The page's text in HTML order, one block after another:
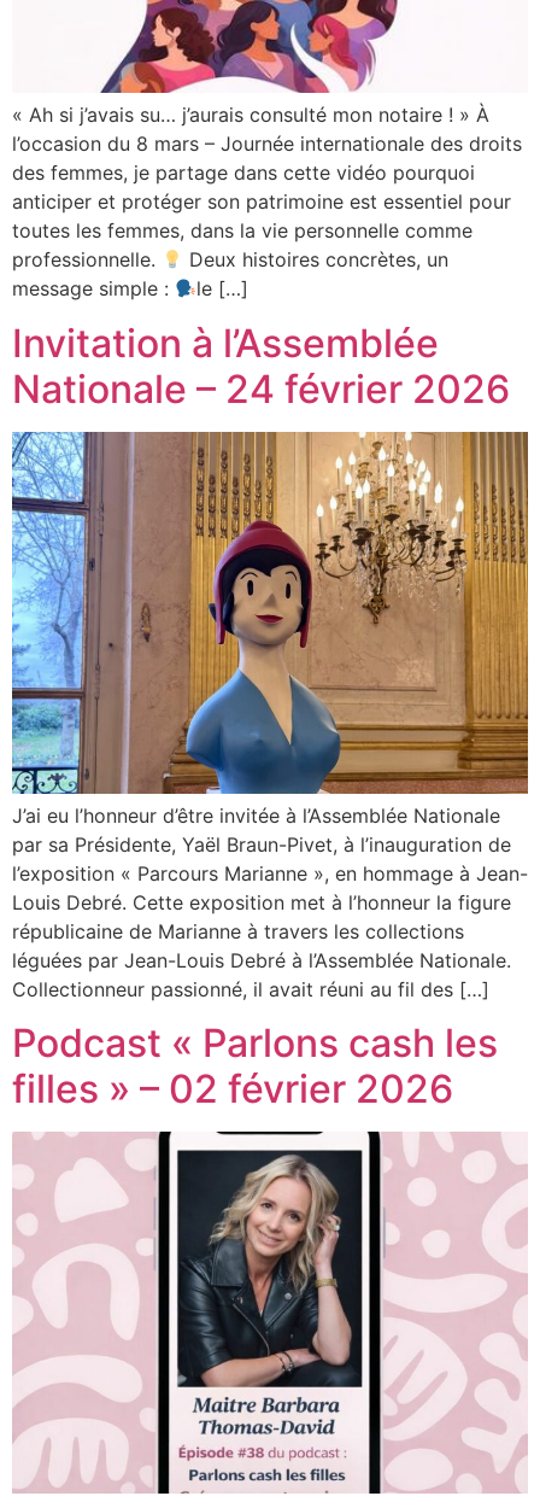
« Ah si j’avais su… j’aurais consulté mon notaire ! » À
l’occasion du 8 mars – Journée internationale des droits
des femmes, je partage dans cette vidéo pourquoi
anticiper et protéger son patrimoine est essentiel pour
toutes les femmes, dans la vie personnelle comme
professionnelle.
Deux histoires concrètes, un
message simple :
le […]
Invitation à l’Assemblée
Nationale – 24 février 2026
J’ai eu l’honneur d’être invitée à l’Assemblée Nationale
par sa Présidente, Yaël Braun-Pivet, à l’inauguration de
l’exposition « Parcours Marianne », en hommage à Jean-
Louis Debré. Cette exposition met à l’honneur la figure
républicaine de Marianne à travers les collections
léguées par Jean-Louis Debré à l’Assemblée Nationale.
Collectionneur passionné, il avait réuni au fil des […]
Podcast « Parlons cash les
filles » – 02 février 2026